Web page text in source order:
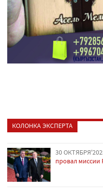
КОЛОНКА ЭКСПЕРТА
30
провал миссии